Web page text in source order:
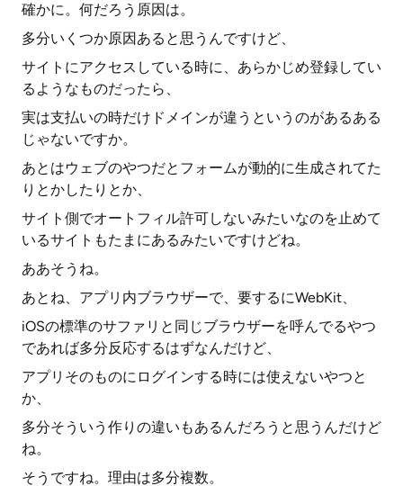
確かに。何だろう原因は。
多分いくつか原因あると思うんですけど、
サイトにアクセスしている時に、あらかじめ登録してい
るようなものだったら、
実は支払いの時だけドメインが違うというのがあるある
じゃないですか。
あとはウェブのやつだとフォームが動的に生成されてた
りとかしたりとか、
サイト側でオートフィル許可しないみたいなのを止めて
いるサイトもたまにあるみたいですけどね。
ああそうね。
あとね、アプリ内ブラウザーで、要するにWebKit、
iOSの標準のサファリと同じブラウザーを呼んでるやつ
であれば多分反応するはずなんだけど、
アプリそのものにログインする時には使えないやつと
か、
多分そういう作りの違いもあるんだろうと思うんだけど
ね。
そうですね。理由は多分複数。